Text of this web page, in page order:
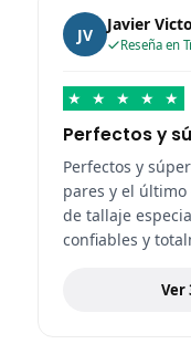
JV Javier
Reseña en
★ ★ ★ ★ ★
Perfectos y
Perfectos y
pares y el
de tallaje
confiables y
Ver